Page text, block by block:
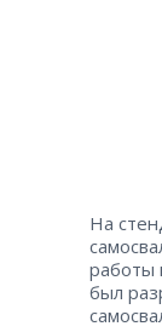
На
работы
был